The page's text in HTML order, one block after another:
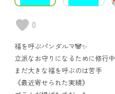
0
福を呼ぶパンダルマ🐼✨
立派なお守りになるために修行中
まだ大きな福を呼ぶのは苦手
《最近寄せられた実績》